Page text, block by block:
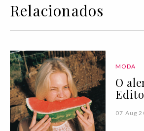
Relacionados
MODA
O
07 Aug